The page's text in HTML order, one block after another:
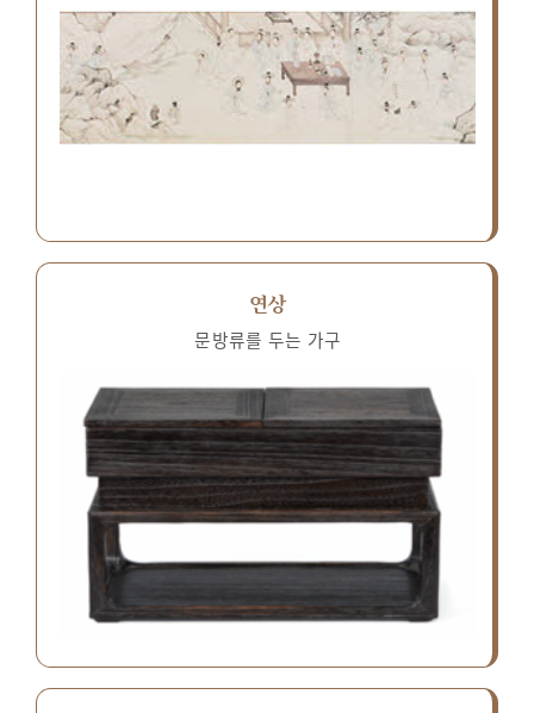
연상
문방류를 두는 가구